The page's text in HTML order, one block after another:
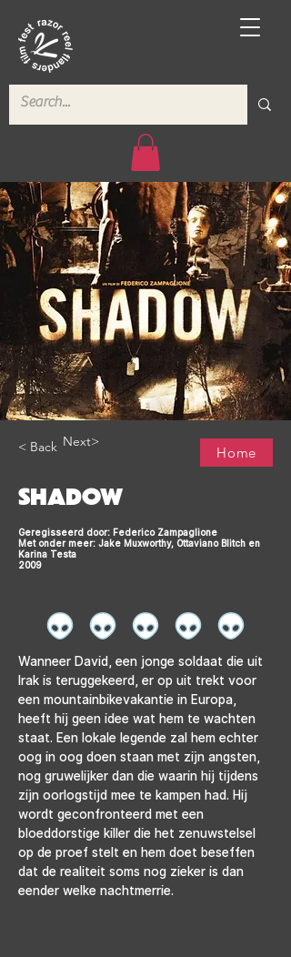
< Back Next>
Home
SHADOW
Geregisseerd door: Federico Zampaglione
Met onder meer: Jake Muxworthy, Ottaviano Blitch en
Karina Testa
2009
Wanneer David, een jonge soldaat die uit
Irak is teruggekeerd, er op uit trekt voor
een mountainbikevakantie in Europa,
heeft hij geen idee wat hem te wachten
staat. Een lokale legende zal hem echter
oog in oog doen staan met zijn angsten,
nog gruwelijker dan die waarin hij tijdens
zijn oorlogstijd mee te kampen had. Hij
wordt geconfronteerd met een
bloeddorstige killer die het zenuwstelsel
op de proef stelt en hem doet beseffen
dat de realiteit soms nog zieker is dan
eender welke nachtmerrie.